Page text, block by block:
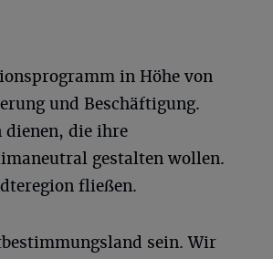
in Höhe von
und Beschäftigung.
dienen, die ihre
gestalten wollen.
fließen.
sein. Wir